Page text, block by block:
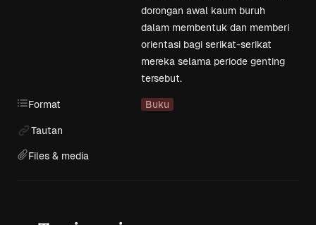
dorongan awal kaum buruh
dalam membentuk dan memberi
orientasi bagi serikat-serikat
mereka selama periode genting
tersebut.
Format Buku
Tautan
Files & media